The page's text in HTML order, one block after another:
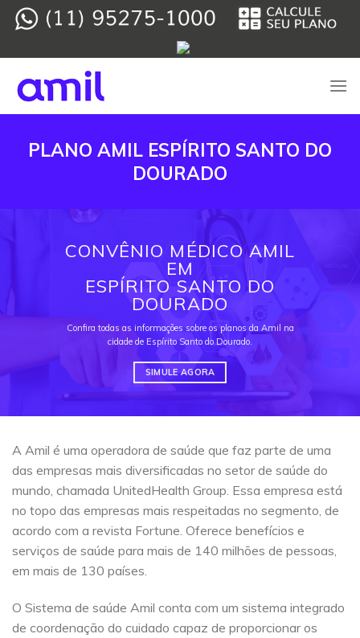
Skip
PLANO AMIL ESPÍRITO SANTO DO
DOURADO
CONVÊNIO MÉDICO AMIL
EM
ESPÍRITO SANTO DO
DOURADO
Confira todas as informações sobre os planos da Amil na
cidade de Espírito Santo do Dourado.
SIMULE AGORA
A Amil é uma operadora de saúde que faz parte de uma
das empresas mais diversificadas no setor de saúde do
mundo, chamada UnitedHealth Group. Essa empresa está
no topo das empresas mais respeitadas no segmento, de
acordo com a revista Fortune. Oferece benefícios e
serviços de saúde para mais de 140 milhões de pessoas,
em mais de 130 países.
O Sistema de saúde Amil conta com um sistema integrado
de coordenação do cuidado capaz de proporcionar os